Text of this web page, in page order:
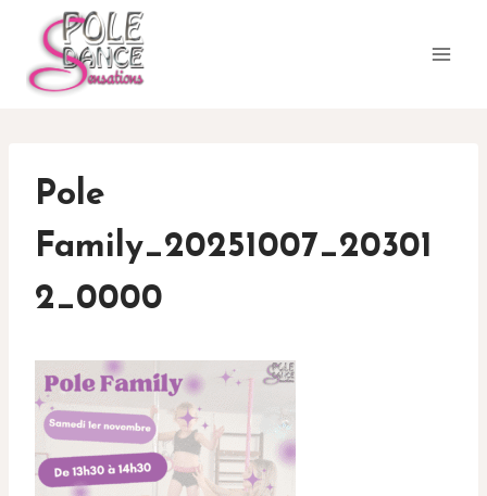
contenu
Pole
Family_20251007_20301
2_0000